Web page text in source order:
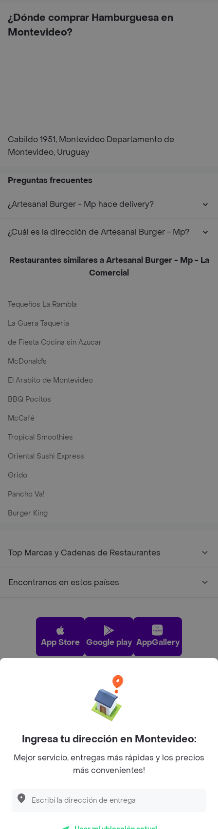
¿Dónde comprar Hamburguesa en
Montevideo?
Cabildo 1951, Montevideo Departamento de
Montevideo, Uruguay
Preguntas frecuentes
¿Artesanal Burger - Mp hace delivery?
¿Cuál es la dirección de Artesanal Burger - Mp?
Restaurantes similares a Artesanal Burger - Mp - La
Comercial
Tequeños La Rambla
La Guera Taqueria
de Fiesta Cocina sin Azucar
McDonald's
El Arabito de Montevideo
BBQ Pocitos
McCafé
Tropical Smoothies
Oriental Sushi Express
Grido
Pancho Va!
Burger King
Top Marcas y Cadenas de Restaurantes
Encontranos en estos países
App Store Google play AppGallery
Pide tu comida favorita cerca de ti
Ingresa tu dirección en Montevideo:
Mejor servicio, entregas más rápidas y los precios
más convenientes!